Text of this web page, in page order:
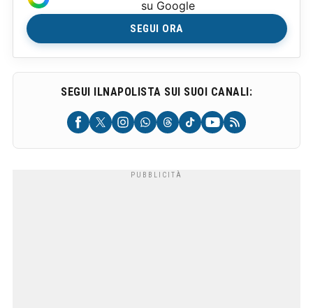
su Google
SEGUI ORA
SEGUI ILNAPOLISTA SUI SUOI CANALI: